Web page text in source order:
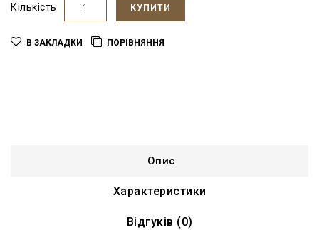
Кількість КУПИТИ
В ЗАКЛАДКИ ПОРІВНЯННЯ
Опис
Характеристики
Відгуків (0)